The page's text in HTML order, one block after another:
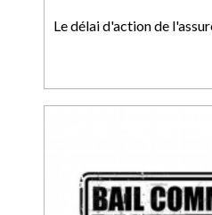
Le délai d'action de